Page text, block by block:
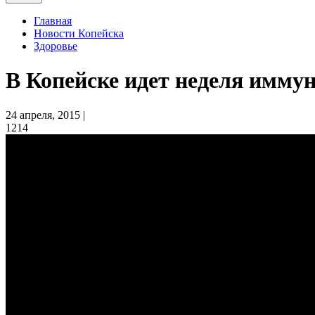
Главная
Новости Копейска
Здоровье
В Копейске идет неделя
24 апреля, 2015 |
1214